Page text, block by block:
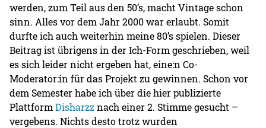
werden, zum Teil aus den 50’s, macht Vintage schon
sinn. Alles vor dem Jahr 2000 war erlaubt. Somit
durfte ich auch weiterhin meine 80’s spielen. Dieser
Beitrag ist übrigens in der Ich-Form geschrieben, weil
es sich leider nicht ergeben hat, eine:n Co-
Moderator:in für das Projekt zu gewinnen. Schon vor
dem Semester habe ich über die hier publizierte
PlattformDisharzznach einer 2. Stimme gesucht –
vergebens. Nichts desto trotz wurden